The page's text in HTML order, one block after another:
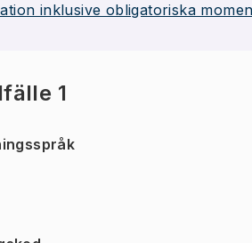
inklusive obligatoriska
1